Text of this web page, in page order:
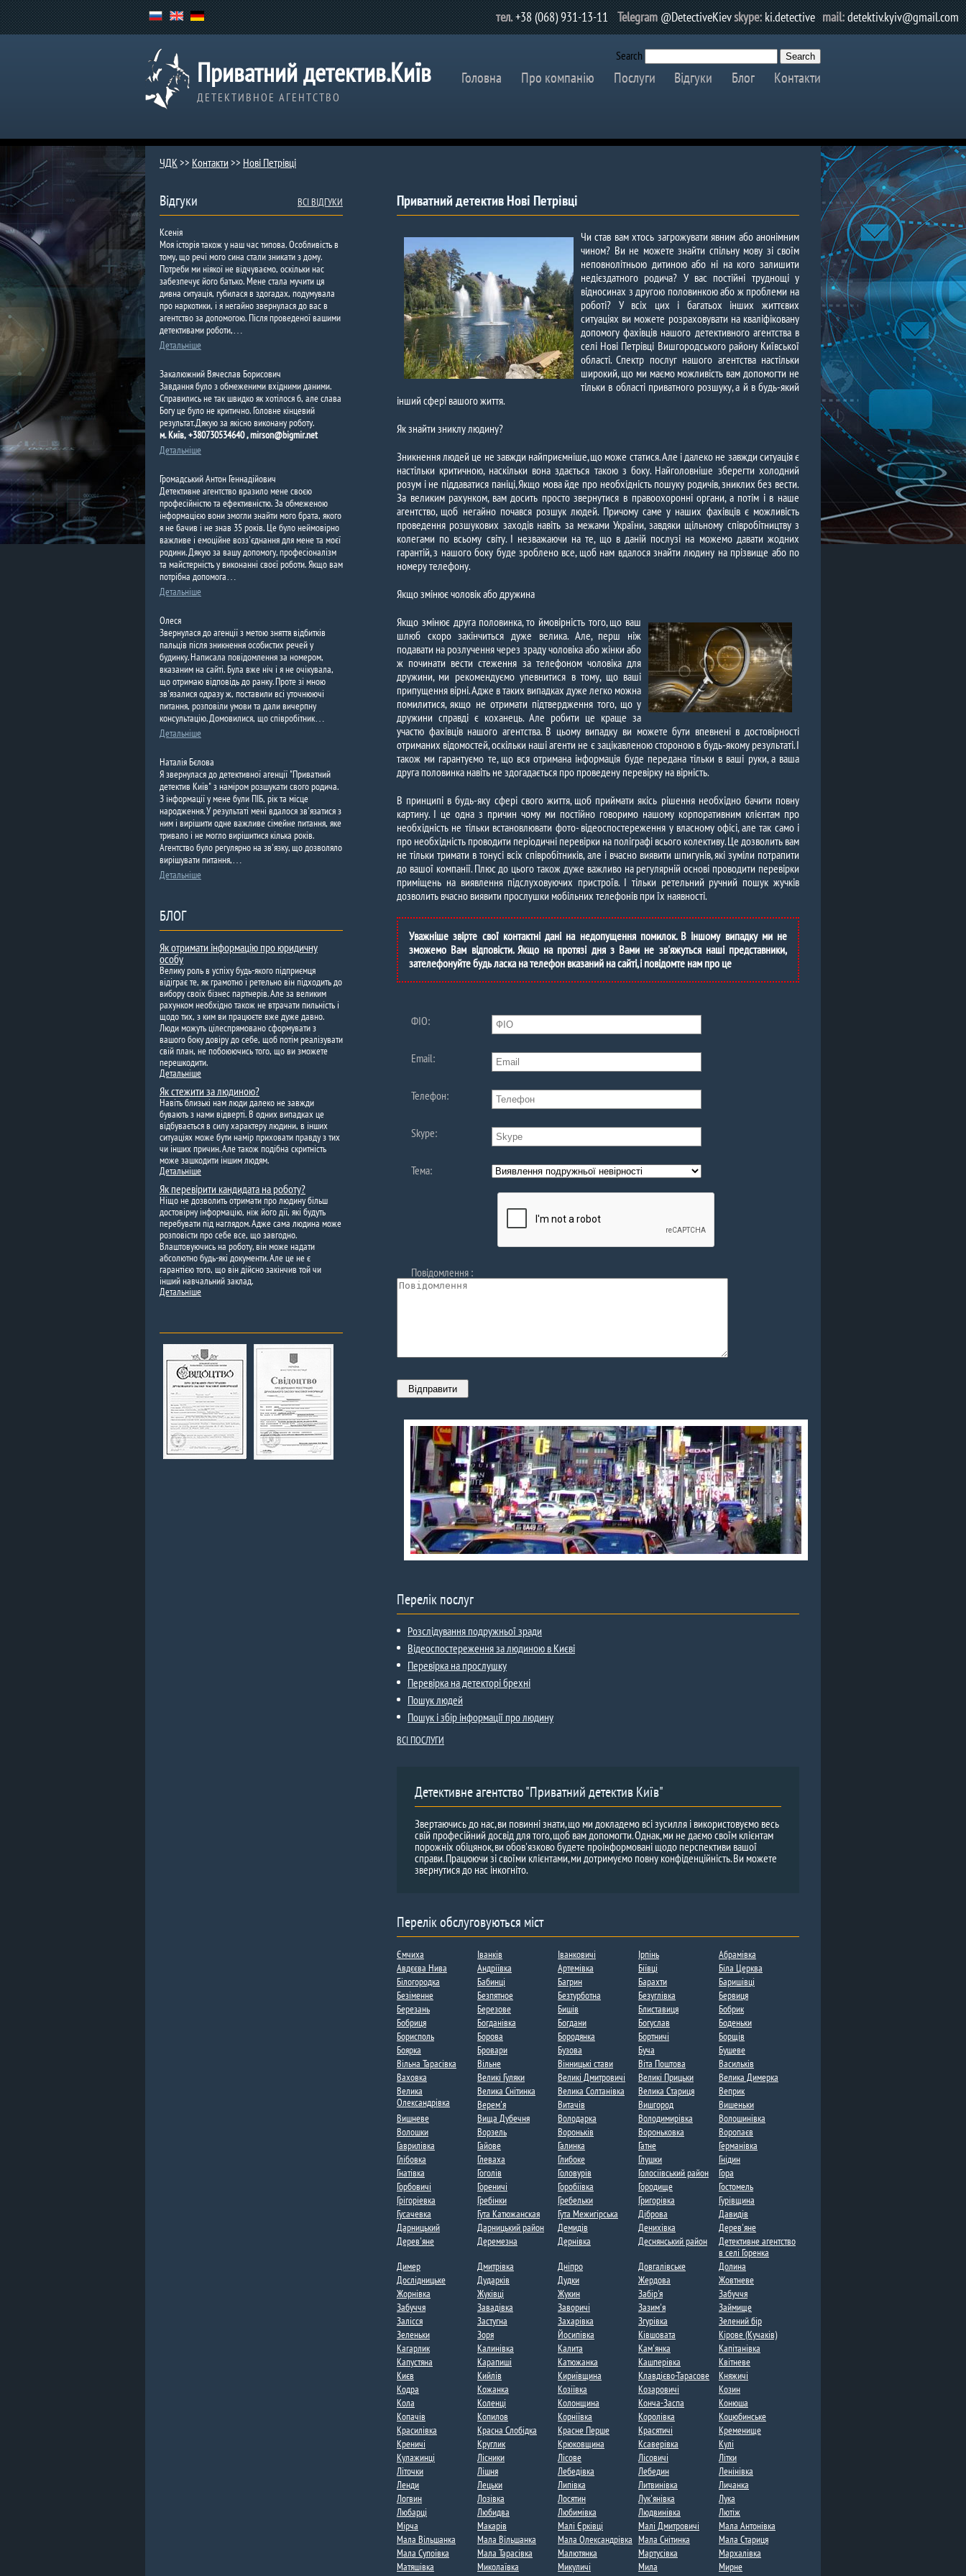
тел.+38 (068) 931-13-11 Telegram@DetectiveKievskype:ki.detective mail:detektiv.kyiv@gmail.com
Приватний детектив.Київ
ДЕТЕКТИВНОЕ АГЕНТСТВО
Search
Головна Про компанію Послуги Відгуки Блог Контакти
ЧДК>> Контакти >> Нові Петрівці
Приватний детектив Нові Петрівці
Чи став вам хтось загрожувати явним або анонімним
чином? Ви не можете знайти спільну мову зі своїм
неповнолітньою дитиною або ні на кого залишити
недієздатного родича? У вас постійні труднощі у
відносинах з другою половинкою або ж проблеми на
роботі? У всіх цих і багатьох інших життєвих
ситуаціях ви можете розраховувати на кваліфіковану
допомогу фахівців нашого детективного агентства в
селі Нові Петрівці Вишгородського району Київської
області. Спектр послуг нашого агентства настільки
широкий, що ми маємо можливість вам допомогти не
тільки в області приватного розшуку, а й в будь-який
інший сфері вашого життя.
Як знайти зниклу людину?
Зникнення людей це не завжди найприємніше, що може статися. Але і далеко не завжди ситуація є
настільки критичною, наскільки вона здається такою з боку. Найголовніше зберегти холодний
розум і не піддаватися паніці, Якщо мова йде про необхідність пошуку родичів, зниклих без вести.
За великим рахунком, вам досить просто звернутися в правоохоронні органи, а потім і в наше
агентство, щоб негайно почався розшук людей. Причому саме у наших фахівців є можливість
проведення розшукових заходів навіть за межами України, завдяки щільному співробітництву з
колегами по всьому світу. І незважаючи на те, що в даній послузі на можемо давати жодних
гарантій, з нашого боку буде зроблено все, щоб нам вдалося знайти людину на прізвище або по
номеру телефону.
Якщо змінює чоловік або дружина
Якщо змінює друга половинка, то ймовірність того, що ваш
шлюб скоро закінчиться дуже велика. Але, перш ніж
подавати на розлучення через зраду чоловіка або жінки або
ж починати вести стеження за телефоном чоловіка для
дружини, ми рекомендуємо упевнитися в тому, що ваші
припущення вірні. Адже в таких випадках дуже легко можна
помилитися, якщо не отримати підтвердження того, що у
дружини справді є коханець. Але робити це краще за
участю фахівців нашого агентства. В цьому випадку ви можете бути впевнені в достовірності
отриманих відомостей, оскільки наші агенти не є зацікавленою стороною в будь-якому результаті. І
також ми гарантуємо те, що вся отримана інформація буде передана тільки в ваші руки, а ваша
друга половинка навіть не здогадається про проведену перевірку на вірність.
В принципі в будь-яку сфері свого життя, щоб приймати якісь рішення необхідно бачити повну
картину. І це одна з причин чому ми постійно говоримо нашому корпоративним клієнтам про
необхідність не тільки встановлювати фото- відеоспостереження у власному офісі, але так само і
про необхідність проводити періодичні перевірки на поліграфі всього колективу. Це дозволить вам
не тільки тримати в тонусі всіх співробітників, але і вчасно виявити шпигунів, які зуміли потрапити
до вашої компанії. Плюс до цього також дуже важливо на регулярній основі проводити перевірки
приміщень на виявлення підслуховуючих пристроїв. І тільки ретельний ручний пошук жучків
дозволить вчасно виявити прослушки мобільних телефонів при їх наявності.
Уважніше звірте свої контактні дані на недопущення помилок. В іншому випадку ми не
зможемо Вам відповісти. Якщо на протязі дня з Вами не зв'яжуться наші представники,
зателефонуйте будь ласка на телефон вказаний на сайті, і повідомте нам про це
ФIО:
Email:
Телефон:
Skype:
Тема:
Повідомлення :
Перелік послуг
Розслідування подружньої зради
Відеоспостереження за людиною в Києві
Перевірка на прослушку
Перевірка на детекторі брехні
Пошук людей
Пошук і збір інформації про людину
ВСІ ПОСЛУГИ
Детективне агентство "Приватний детектив Київ"
Звертаючись до нас, ви повинні знати, що ми докладемо всі зусилля і використовуємо весь
свій професійний досвід для того, щоб вам допомогти. Однак, ми не даємо своїм клієнтам
порожніх обіцянок, ви обов'язково будете проінформовані щодо перспективи вашої
справи. Працюючи зі своїми клієнтами, ми дотримуємо повну конфіденційність. Ви можете
звернутися до нас інкогніто.
Перелік обслуговуються міст
Ємчиха Іванків Іванковичі Ірпінь
Абрамівка
Авдєєва Нива​
Андріївка​ Артемівка Біївці
Біла Церква
Білогородка
Бабинці Багрин Барахти
Баришівці
Безіменне
Безпятное Безтурботна Безуглівка
Бервиця
Березань
Березове Бишів Блиставиця
Бобрик
Бобриця​
Богданівка​ Богдани​ Богуслав
Боденьки​
Борисполь
Борова Бородянка Бортничі​
Борщів
Боярка
Бровари Бузова​ Буча
Бушеве
Вільна Тарасівка
Вільне​ Вінницькі стави Віта Поштова​
Васильків
Ваховка​
Великі Гуляки Великі Дмитровичі​ Великі Прицьки
Велика Димерка
Велика
Олександрівка
Велика Снітинка Велика Солтанівка Велика Стариця
Веприк
Верем'я
Витачів​ Вишгород
Вишеньки​
Вишневе
Вища Дубечня​ Володарка Володимирівка​
Волошинівка
Волошки​
Ворзель​ Вороньків​ Вороньковка
Воропаєв​
Гаврилівка​
Гайове Галинка Гатне​
Германівка​
Глібовка
Глеваха Глибоке​ Глушки
Гнідин
Гнатівка​
Гоголів​​ Головурів Голосіївський район
Гора​
Горбовичі
Гореничі​ Горобіївка​ Городище​
Гостомель
Грігоріевка
Гребінки Гребельки​ Григорівка
Гурівщина​
Гусачевка
Гута Катюжанская​ Гута Межигірська​ Діброва
Давидів
Дарницький
Дарницький район Демидів Денихівка
Дерев'яне
Дерев'яне​
Деремезна Дернівка Деснянський район
Детективне агентство
в селі Горенка​
Димер​
Дмитрівка​ Дніпро Довгалівське
Долина​
Дослідницьке
Дударків Дудки​ Жердова
Жовтневе
Жорнівка​
Жуківці Жукин​ Забір'я​
Забуччя
Забуччя
Завадівка Заворичі​ Зазим'я​
Займище​
Залісся
Застугна​ Захарівка​ Згурівка
Зелений бір
Зеленьки
Зоря​ Йосипівка Ківшовата
Кірове (Кучаків)​
Кагарлик
Калинівка Калита Кам'янка​
Капітанівка
Капустяна​
Карапиші Катюжанка​ Кашперівка
Квітневе​
Києв
Кийлів​ Кириївщина​ Клавдієво-Тарасове​
Княжичі
Кодра
Кожанка Козіївка Козаровичі​
Козин
Кола
Коленці Колонщина Конча-Заспа​
Конюша​
Копачів
Копилов Корніївка Королівка
Коцюбинське
Красилівка​
Красна Слобідка​ Красне Перше​ Красятичі
Кременище​
Креничі
Круглик Крюковщина Ксаверівка
Кулі​
Кулажинці​
Лісники​ Лісове​ Лісовичі​
Літки​
Літочки
Лішня Лебедівка​ Лебедин​
Ленінівка
Ленди​
Лецьки Липівка Литвинівка​
Личанка
Логвин
Лозівка​ Лосятин Лук'янівка
Лука​
Любарці​
Любидва​ Любимівка​ Людвинівка
Лютіж
Мірча​
Макарів Малі Єрківці​ Малі Дмитровичі​
Мала Антонівка
Мала Вільшанка
Мала Вільшанка​ Мала Олександрівка Мала Снітинка
Мала Стариця
Мала Супоївка
Мала Тарасівка​ Малютянка Мартусівка​
Мархалівка
Матяшівка
Миколаївка Микуличі Мила
Мирне​
Відгуки ВСІ ВІДГУКИ
Ксенія
Моя історія також у наш час типова. Особливість в
тому, що речі мого сина стали зникати з дому.
Потреби ми ніякої не відчуваємо, оскільки нас
забезпечує його батько. Мене стала мучити ця
дивна ситуація, губилася в здогадах, подумувала
про наркотики, і я негайно звернулася до вас в
агентство за допомогою. Після проведеної вашими
детективами роботи,…
Детальніше
Закалюжний Вячеслав Борисович
Завдання було з обмеженими вхідними даними.
Справились не так швидко як хотілося б, але слава
Богу це було не критично. Головне кінцевий
результат. Дякую за якісно виконану роботу.
м. Київ, +380730534640 , mirson@bigmir.net
Детальніше
Громадський Антон Геннадійович
Детективне агентство вразило мене своєю
професійністю та ефективністю. За обмеженою
інформацією вони змогли знайти мого брата, якого
я не бачив і не знав 35 років. Це було неймовірно
важливе і емоційне возз'єднання для мене та моєї
родини. Дякую за вашу допомогу, професіоналізм
та майстерність у виконанні своєї роботи. Якщо вам
потрібна допомога…
Детальніше
Олеся
Звернулася до агенції з метою зняття відбитків
пальців після зникнення особистих речей у
будинку. Написала повідомлення за номером,
вказаним на сайті. Була вже ніч і я не очікувала,
що отримаю відповідь до ранку. Проте зі мною
зв'язалися одразу ж, поставили всі уточнюючі
питання, розповіли умови та дали вичерпну
консультацію. Домовилися, що співробітник…
Детальніше
Наталія Бєлова
Я звернулася до детективної агенції "Приватний
детектив Київ" з наміром розшукати свого родича.
З інформації у мене були ПІБ, рік та місце
народження. У результаті мені вдалося зв'язатися з
ним і вирішити одне важливе сімейне питання, яке
тривало і не могло вирішитися кілька років.
Агентство було регулярно на зв'язку, що дозволяло
вирішувати питання,…
Детальніше
БЛОГ
Як отримати інформацію про юридичну
особу
Велику роль в успіху будь-якого підприємця
відіграє те, як грамотно і ретельно він підходить до
вибору своїх бізнес партнерів. Але за великим
рахунком необхідно також не втрачати пильність і
щодо тих, з ким ви працюєте вже дуже давно.
Люди можуть цілеспрямовано сформувати з
вашого боку довіру до себе, щоб потім реалізувати
свій план, не побоюючись того, що ви зможете
перешкодити.
Детальніше
Як стежити за людиною?
Навіть близькі нам люди далеко не завжди
бувають з нами відверті. В одних випадках це
відбувається в силу характеру людини, в інших
ситуаціях може бути намір приховати правду з тих
чи інших причин. Але також подібна скритність
може зашкодити іншим людям.
Детальніше
Як перевірити кандидата на роботу?
Ніщо не дозволить отримати про людину більш
достовірну інформацію, ніж його дії, які будуть
перебувати під наглядом. Адже сама людина може
розповісти про себе все, що завгодно.
Влаштовуючись на роботу, він може надати
абсолютно будь-які документи. Але це не є
гарантією того, що він дійсно закінчив той чи
інший навчальний заклад.
Детальніше